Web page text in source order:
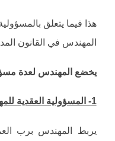
هذا فيما يتعلق
المهندس في القانون
يخضع المهندس لعدة
1- المسؤولية العقدية للمهندس :